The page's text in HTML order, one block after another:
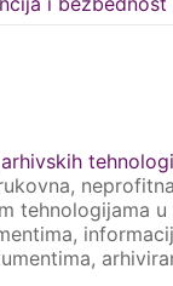
tehnologijama u